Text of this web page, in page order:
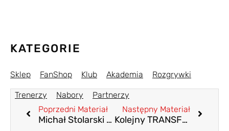
KATEGORIE
Sklep FanShop Klub Akademia Rozgrywki
Trenerzy Nabory
Partnerzy
Poprzedni Materiał
Michał Stolarski nowym trenerem pierwszej drużyny!
Następny Materiał
Kolejny TRANSFER przy Sportowej